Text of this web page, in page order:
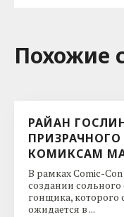
Похожие
РАЙАН
КОМИКСАМ
В рамках Comic-
создании
гонщика, которого
ожидается в ...